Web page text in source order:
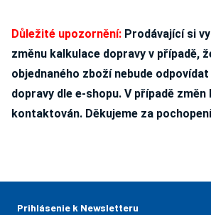
Důležité upozornění: Prodávající si
změnu kalkulace dopravy v případě,
objednaného zboží nebude
dopravy dle e-shopu. V případě změn
kontaktován. Děkujeme za
Prihlásenie k Newsletteru